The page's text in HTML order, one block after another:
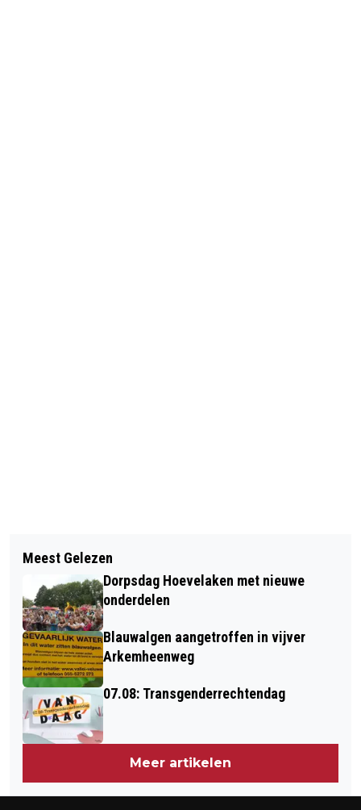
MAAK KENNIS MET AGEETH
BOVERHUIS (VIDEO)
IN DE ESCAPE CARAVAN ERVAAR JE
HOE LASTIG LAAGGELETTERDHEID IS
(VIDEO)
Meest Gelezen
Dorpsdag Hoevelaken met nieuwe
onderdelen
Blauwalgen aangetroffen in vijver
Arkemheenweg
07.08: Transgenderrechtendag
Meer artikelen